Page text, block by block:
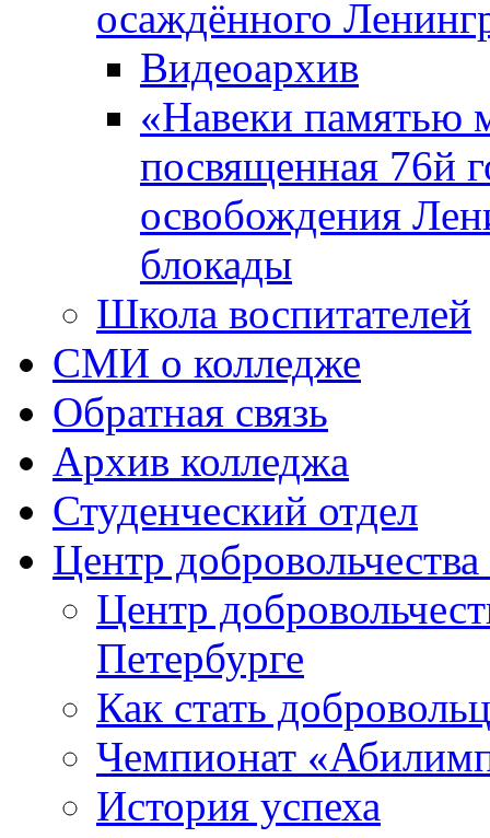
осаждённого
Видеоархив
«Навеки памятью
посвященная 76й
освобождения
блокады
Школа воспитателей
СМИ о колледже
Обратная связь
Архив колледжа
Студенческий отдел
Центр
Центр
Петербурге
Как стать
Чемпионат
История успеха